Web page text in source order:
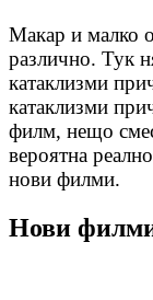
Макар и малко
различно. Тук
катаклизми
катаклизми
филм, нещо
вероятна
нови филми.
Нови